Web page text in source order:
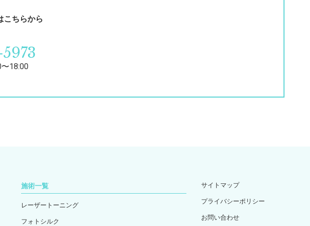
こちらから
18:00
施術一覧
レーザートーニング
フォトシルク
サイトマップ
プライバシーポリシー
お問い合わせ